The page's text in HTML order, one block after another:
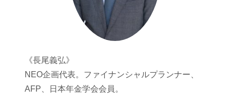
《長尾義弘》
NEO企画代表。ファイナンシャルプランナー、
AFP、日本年金学会会員。